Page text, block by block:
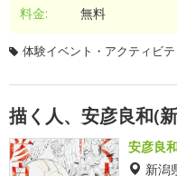
料金:
無料
体験イベント・アクティビテ
描く人、安彦良和(
安彦良
新潟